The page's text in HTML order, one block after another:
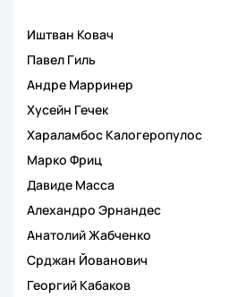
Иштван Ковач
Павел Гиль
Андре Марринер
Хусейн Гечек
Хараламбос Калогеропулос
Марко Фриц
Давиде Масса
Алехандро Эрнандес
Анатолий Жабченко
Срджан Йованович
Георгий Кабаков